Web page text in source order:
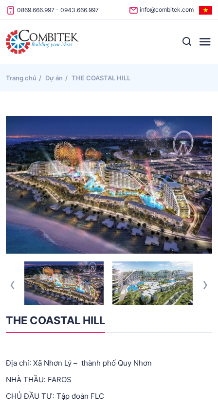
Skip to content
0869.666.997 - 0943.666.997 info@combitek.com
Trang chủ Dự án THE COASTAL HILL
‹ ›
THE COASTAL HILL
Địa chỉ: Xã Nhơn Lý – thành phố Quy Nhơn
NHÀ THẦU: FAROS
CHỦ ĐẦU TƯ: Tập đoàn FLC